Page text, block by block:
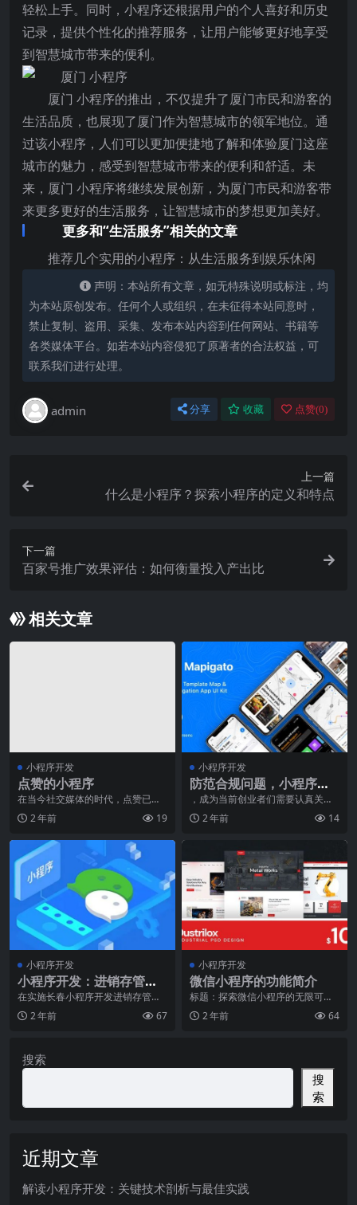
轻松上手。同时，小程序还根据用户的个人喜好和历史
记录，提供个性化的推荐服务，让用户能够更好地享受
到智慧城市带来的便利。
厦门 小程序的推出，不仅提升了厦门市民和游客的
生活品质，也展现了厦门作为智慧城市的领军地位。通
过该小程序，人们可以更加便捷地了解和体验厦门这座
城市的魅力，感受到智慧城市带来的便利和舒适。未
来，厦门 小程序将继续发展创新，为厦门市民和游客带
来更多更好的生活服务，让智慧城市的梦想更加美好。
更多和“生活服务”相关的文章
推荐几个实用的小程序：从生活服务到娱乐休闲
声明：本站所有文章，如无特殊说明或标注，均
为本站原创发布。任何个人或组织，在未征得本站同意时，
禁止复制、盗用、采集、发布本站内容到任何网站、书籍等
各类媒体平台。如若本站内容侵犯了原著者的合法权益，可
联系我们进行处理。
admin 分享 收藏 点赞(0)
上一篇
什么是小程序？探索小程序的定义和特点
下一篇
百家号推广效果评估：如何衡量投入产出比
相关文章
小程序开发
点赞的小程序
在当今社交媒体的时代，点赞已经
成为了一种流行的社交行为。无论
是在朋友圈、微博还是
2 年前 19
小程序开发
防范合规问题，小程序创
业必知的风险控制
，成为当前创业者们需要认真关注
的重要话题。伴随着移动互联网的
不断普及，小程序作为
2 年前 14
小程序开发
小程序开发：进销存管理
系统实施需要注意些什么
在实施长春小程序开发进销存管理
系统的过程中，有许多需要注意的
事项。这些事项涵盖了
2 年前 67
小程序开发
微信小程序的功能简介
标题：探索微信小程序的无限可
能，开启智能生活新时代随着科技
的不断发展，智能手机已
2 年前 64
搜索
搜
索
近期文章
解读小程序开发：关键技术剖析与最佳实践